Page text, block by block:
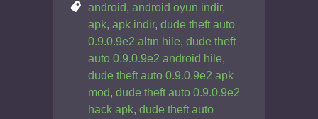
android, android oyun indir,
apk, apk indir, dude theft auto
0.9.0.9e2 altın hile, dude theft
auto 0.9.0.9e2 android hile,
dude theft auto 0.9.0.9e2 apk
mod, dude theft auto 0.9.0.9e2
hack apk, dude theft auto